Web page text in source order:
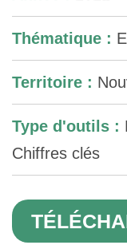
Thématique :
Territoire :
Type d'outils :
Chiffres clés